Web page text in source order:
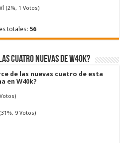
(2%, 1 Votos)
totales: 56
cuatro nuevas de W40k?
de las nuevas cuatro de esta
en W40k?
(31%, 9 Votos)